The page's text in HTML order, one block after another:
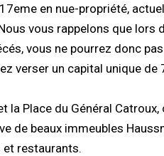
en nue-propriété,
vous rappelons que lors
vous ne pourrez donc
verser un capital unique de
la Place du Général
de beaux immeubles
restaurants.